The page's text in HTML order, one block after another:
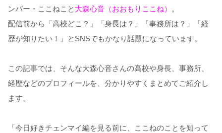
ンバー・ここねこと 大森心音（おおもりここね）
。
配信前から「高校どこ？」「身長は？」「事務所は？」「経
歴が知りたい！」とSNSでもかなり話題になっています。
この記事では、そんな大森心音さんの高校や身長、事務所、
経歴などのプロフィールを、分かりやすくまとめてご紹介し
ます。
「今日好きチェンマイ編を見る前に、ここねのことを知って